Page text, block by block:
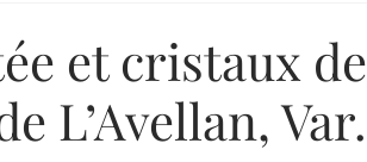
et cristaux de
L’Avellan, Var.